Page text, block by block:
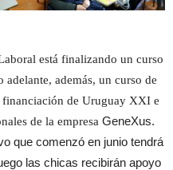
está finalizando un curso
además, un curso de
financiación de Uruguay XXI e
de la empresa GeneXus.
que comenzó en junio tendrá
las chicas recibirán apoyo